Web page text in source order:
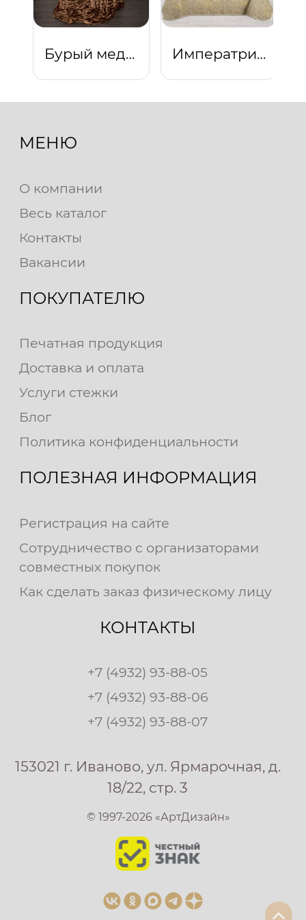
Бурый медведь Императрица
МЕНЮ
О компании
Весь каталог
Контакты
Вакансии
ПОКУПАТЕЛЮ
Печатная продукция
Доставка и оплата
Услуги стежки
Блог
Политика конфиденциальности
ПОЛЕЗНАЯ ИНФОРМАЦИЯ
Регистрация на сайте
Сотрудничество с организаторами
совместных покупок
Как сделать заказ физическому лицу
КОНТАКТЫ
+7 (4932) 93-88-05
+7 (4932) 93-88-06
+7 (4932) 93-88-07
153021 г. Иваново, ул. Ярмарочная, д.
18/22, стр. 3
© 1997-2026 «АртДизайн»